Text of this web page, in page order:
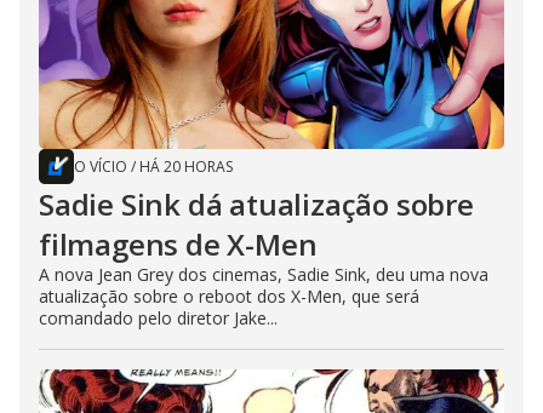
O VÍCIO / HÁ 20 HORAS
Sadie Sink dá atualização sobre
filmagens de X-Men
A nova Jean Grey dos cinemas, Sadie Sink, deu uma nova
atualização sobre o reboot dos X-Men, que será
comandado pelo diretor Jake...